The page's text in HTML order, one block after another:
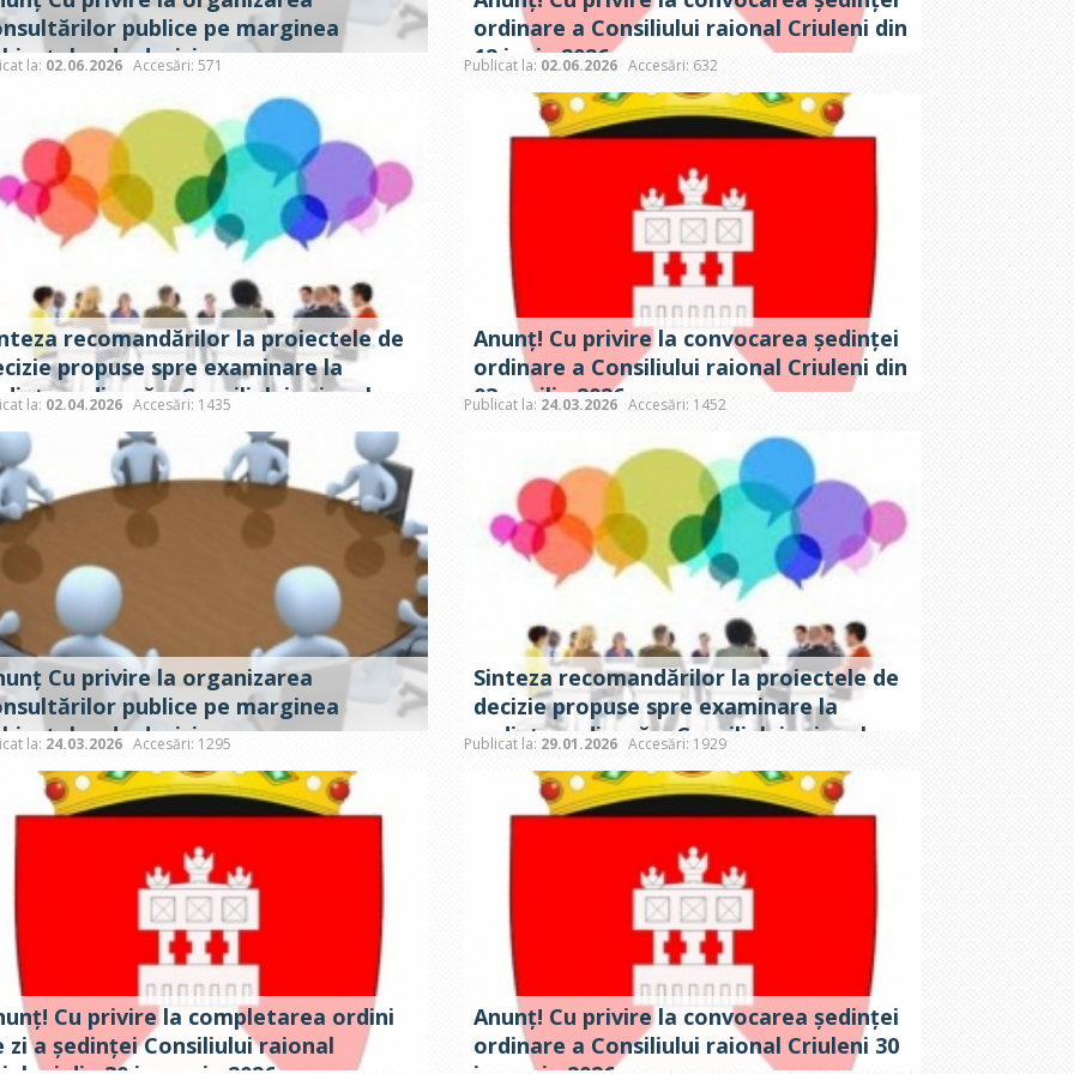
publice pe marginea
de decizie propuse spre
raional Criuleni din 12 iunie
la: 02.06.2026 Accesări: 571
ordinare a Consiliului raional Criuleni din
12 iunie 2026
Publicat la: 02.06.2026 Accesări: 632
recomandărilor la proiectele de
propuse spre examinare la
ordinară a Consiliului raional
din 03 aprilie 2026
la: 02.04.2026 Accesări: 1435
Anunț! Cu privire la convocarea ședinței
ordinare a Consiliului raional Criuleni din
03 aprilie 2026
Publicat la: 24.03.2026 Accesări: 1452
Cu privire la organizarea
publice pe marginea
de decizie propuse spre
la ședința ordinară a
raional Criuleni din 03 aprilie
la: 24.03.2026 Accesări: 1295
Sinteza recomandărilor la proiectele de
decizie propuse spre examinare la
ședința ordinară a Consiliului raional
Criuleni din 30 ianuarie 2026
Publicat la: 29.01.2026 Accesări: 1929
Cu privire la completarea ordini
zi a ședinței Consiliului raional
Anunț! Cu privire la convocarea ședinței
ordinare a Consiliului raional Criuleni 30